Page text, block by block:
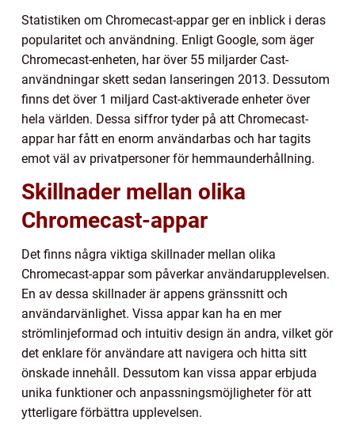
Statistiken om Chromecast-appar ger en inblick i deras
popularitet och användning. Enligt Google, som äger
Chromecast-enheten, har över 55 miljarder Cast-
användningar skett sedan lanseringen 2013. Dessutom
finns det över 1 miljard Cast-aktiverade enheter över
hela världen. Dessa siffror tyder på att Chromecast-
appar har fått en enorm användarbas och har tagits
emot väl av privatpersoner för hemmaunderhållning.
Skillnader mellan olika
Chromecast-appar
Det finns några viktiga skillnader mellan olika
Chromecast-appar som påverkar användarupplevelsen.
En av dessa skillnader är appens gränssnitt och
användarvänlighet. Vissa appar kan ha en mer
strömlinjeformad och intuitiv design än andra, vilket gör
det enklare för användare att navigera och hitta sitt
önskade innehåll. Dessutom kan vissa appar erbjuda
unika funktioner och anpassningsmöjligheter för att
ytterligare förbättra upplevelsen.